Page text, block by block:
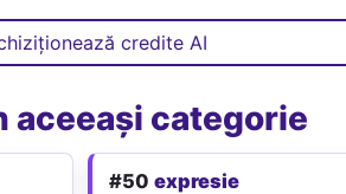
credite AI
aceeași categorie
#50 expresie